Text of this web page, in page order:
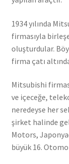
1934 yılında
firmasıyla
oluşturdular.
firma çatı
Mitsubishi
ve içeceğe,
neredeyse her
şirket halinde
Motors,
büyük 16.